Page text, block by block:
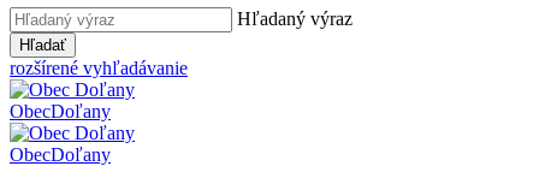
Hľadaný výraz
Hľadať
rozšírené vyhľadávanie
ObecDoľany
ObecDoľany